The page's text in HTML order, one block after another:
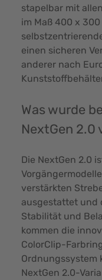
stapelbar mit
im Maß 400 x
einen sicheren
anderer nach
Was wurde
NextGen 2.0
Die NextGen 2.0
verstärkten
ausgestattet und
Stabilität und
kommen die
ColorClip-
Ordnungssystem
NextGen 2.0-